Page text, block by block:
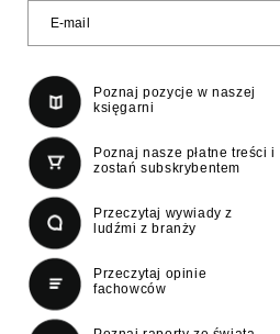
Poznaj pozycje w naszej
księgarni
Poznaj nasze płatne treści i
zostań subskrybentem
Przeczytaj wywiady z
ludźmi z branży
Przeczytaj opinie
fachowców